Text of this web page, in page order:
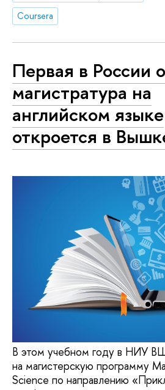
Coursera
Первая в России
магистратура на
английском языке
откроется в
В этом учебном году в НИУ
на магистерскую программу
Science по направлению